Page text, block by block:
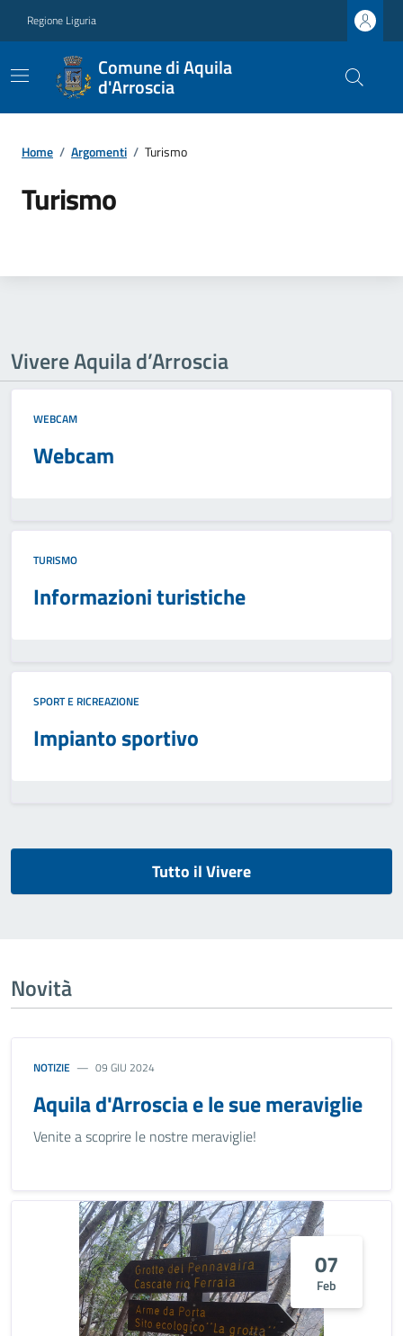
Regione Liguria
Comune di Aquila
d'Arroscia
Home / Argomenti / Turismo
Turismo
Vivere Aquila d’Arroscia
WEBCAM
Webcam
TURISMO
Informazioni turistiche
SPORT E RICREAZIONE
Impianto sportivo
Tutto il Vivere
Novità
NOTIZIE 09 GIU 2024
Aquila d'Arroscia e le sue meraviglie
Venite a scoprire le nostre meraviglie!
07
Feb